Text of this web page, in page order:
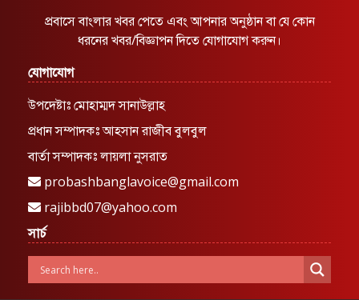
প্রবাসে বাংলার খবর পেতে এবং আপনার অনুষ্ঠান বা যে কোন
ধরনের খবর/বিজ্ঞাপন দিতে যোগাযোগ করুন।
যোগাযোগ
উপদেষ্টাঃ মোহাম্মদ সানাউল্লাহ
প্রধান সম্পাদকঃ আহসান রাজীব বুলবুল
বার্তা সম্পাদকঃ লায়লা নুসরাত
probashbanglavoice@gmail.com
rajibbd07@yahoo.com
সার্চ